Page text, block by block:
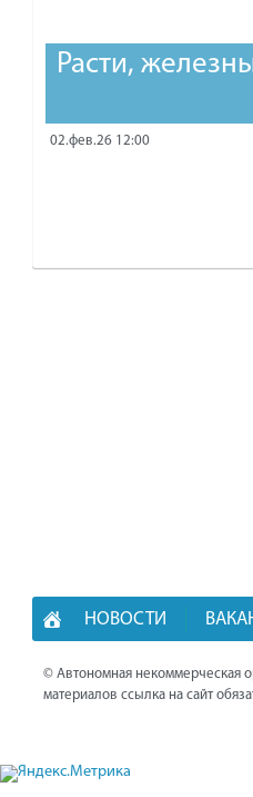
Расти,
02.фев.26 12:00
НОВОСТИ
© Автономная некоммерческая
материалов ссылка на сайт